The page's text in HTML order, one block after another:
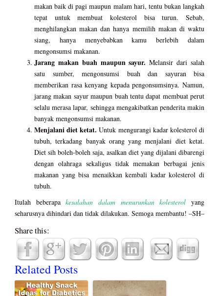
makan baik di pagi maupun malam hari, tentu bukan langkah
tepat untuk membuat kolesterol bisa turun. Sebab,
menghilangkan makan dan hanya memilih makan di waktu
siang, hanya menyebabkan kamu berlebih dalam
mengonsumsi makanan.
Jarang makan buah maupun sayur. Melansir dari salah
satu sumber, mengonsumsi buah dan sayuran bisa
memberikan rasa kenyang kepada pengonsumsinya. Namun,
jarang makan sayur maupun buah tentu dapat membuat perut
selalu merasa lapar, sehingga mengakibatkan penderita makin
banyak mengonsumsi makanan.
Menjalani diet ketat. Untuk mengurangi kadar kolesterol di
tubuh, terkadang banyak orang yang menjalani diet ketat.
Diet sih boleh-boleh saja, asalkan diet yang dijalani dibarengi
dengan olahraga sekaligus tidak memakan berbagai jenis
makanan yang bisa menaikkan kembali kadar kolesterol di
tubuh.
Itulah beberapakesalahan dalam menurunkan kolesterol yang
seharusnya dihindari dan tidak dilakukan. Semoga membantu! –SH–
Share this:
Related Posts